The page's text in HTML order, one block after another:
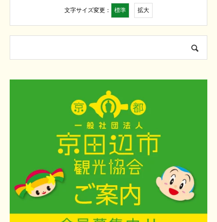
文字サイズ変更： 標準 拡大